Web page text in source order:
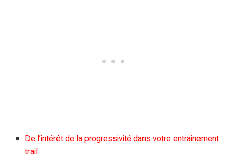
De l’intérêt de la progressivité dans votre entrainement
trail